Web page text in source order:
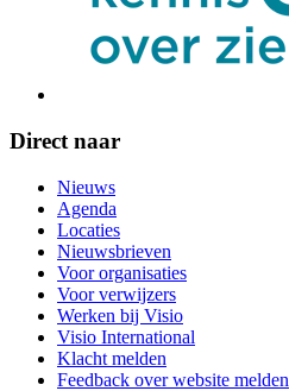
Direct naar
Nieuws
Agenda
Locaties
Nieuwsbrieven
Voor organisaties
Voor verwijzers
Werken bij Visio
Visio International
Klacht melden
Feedback over website melden